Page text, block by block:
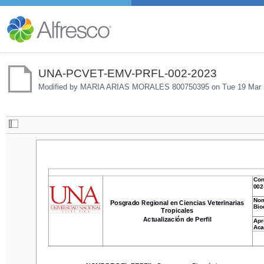
UNA-PCVET-EMV-PRFL-002-2023
Modified by MARIA ARIAS MORALES 800750395 on Tue 19 Mar
Posgrado Regional en Ciencias Veterinarias
Tropicales
Actualización de Perfil
002-
Posgrado Regional en Ciencias Veterinarias
Tropicales
Actualización de Perfil
002